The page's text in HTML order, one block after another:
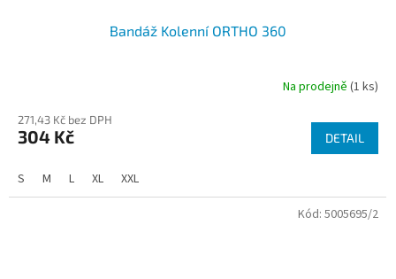
Bandáž Kolenní ORTHO 360
Na prodejně (1 ks)
271,43 Kč bez DPH
304 Kč DETAIL
S M L XL XXL
Kód: 5005695/2